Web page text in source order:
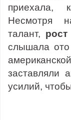
приехала,
Несмотря
талант,
слышала ото
заставляли
усилий,